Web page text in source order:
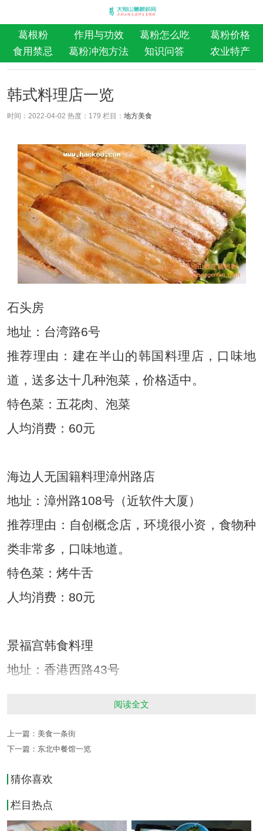
葛根粉 作用与功效 葛粉怎么吃
葛粉价格
食用禁忌
葛粉冲泡方法 知识问答 农业特产
韩式料理店一览
时间：2022-04-02 热度： 179 栏目： 地方美食
石头房
地址：台湾路6号
推荐理由：建在半山的韩国料理店，口味地
道，送多达十几种泡菜，价格适中。
特色菜：五花肉、泡菜
人均消费：60元
海边人无国籍料理漳州路店
地址：漳州路108号（近软件大厦）
推荐理由：自创概念店，环境很小资，食物种
类非常多，口味地道。
特色菜：烤牛舌
人均消费：80元
景福宫韩食料理
地址：香港西路43号
上的小菜。
阅读全文
上一篇： 美食一条街
下一篇： 东北中餐馆一览
猜你喜欢
栏目热点